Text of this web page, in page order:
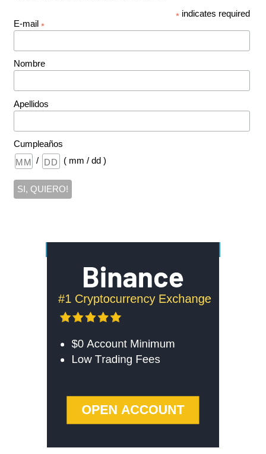
* indicates required
E-mail *
Nombre
Apellidos
Cumpleaños
/
( mm / dd )